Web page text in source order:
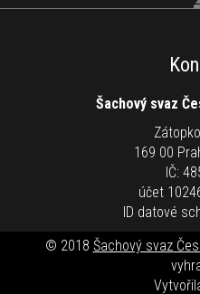
Šachový svaz
169 00
IČ:
účet
ID datové
© 2018 Šachový svaz